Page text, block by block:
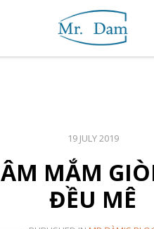
19 JULY 2019
MẮM
ĐỀU MÊ